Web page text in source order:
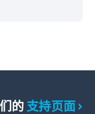
的支持页面 ›